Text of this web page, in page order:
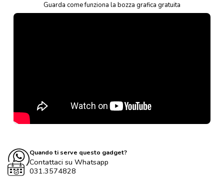
Guarda come funziona la bozza grafica gratuita
Quando ti serve questo gadget?
Contattaci su Whatsapp
031.3574828